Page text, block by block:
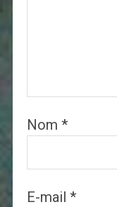
Nom *
E-mail *